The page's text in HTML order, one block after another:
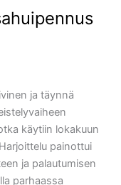
ja täynnä
käytiin lokakuun
painottui
ja palautumisen
parhaassa